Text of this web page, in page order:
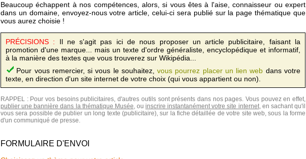
Beaucoup échappent à nos compétences, alors, si vous êtes à l'aise, connaisseur ou expert
dans un domaine, envoyez-nous votre article, celui-ci sera publié sur la page thématique que
vous aurez choisie !
PRÉCISIONS : Il ne s'agit pas ici de nous proposer un article publicitaire, faisant la
promotion d'une marque... mais un texte d'ordre généraliste, encyclopédique et informatif,
à la manière des textes que vous trouverez sur Wikipédia...
Pour vous remercier, si vous le souhaitez,vous pourrez placer un lien web dans votre
texte, en direction d'un site internet de votre choix (qui vous appartient ou non).
RAPPEL : Pour vos besoins publicitaires, d'autres outils sont présents dans nos pages. Vous pouvez en effet,
publier une bannière dans la thématique Musée, ouinscrire instantanément votre site internet, en sachant qu'il
vous sera possible de publier un long texte (publicitaire), sur la fiche détaillée de votre site web, sous la forme
d'un communiqué de presse.
FORMULAIRE D'ENVOI